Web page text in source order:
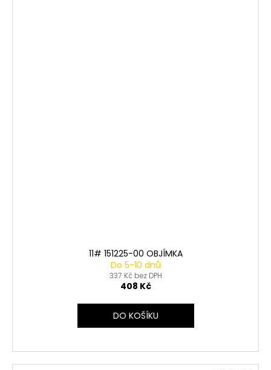
11# 151225-00 OBJÍMKA
Do 5-10 dnů
337 Kč bez DPH
408 Kč
DO KOŠÍKU